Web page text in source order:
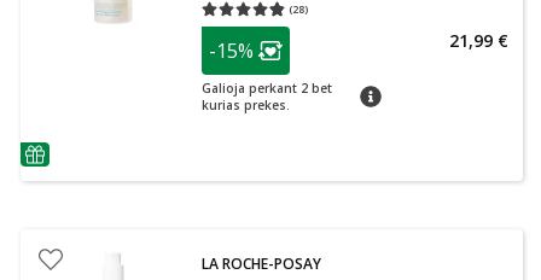
patarimas
(28)
Vidutinis įvertinimas 4.79
patarimas
Lojalumo klubo narių nuolaida
-15%
Galioja perkant 2 bet
kurias prekes.
patarimas
21,99 €
LA ROCHE-POSAY